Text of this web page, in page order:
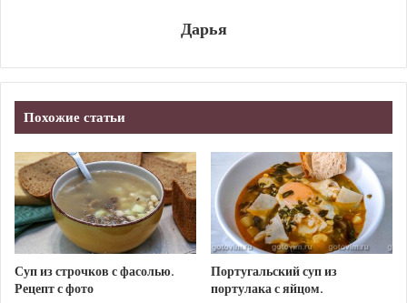
Дарья
Похожие статьи
Суп из строчков с фасолью.
Рецепт с фото
Португальский суп из
портулака с яйцом.